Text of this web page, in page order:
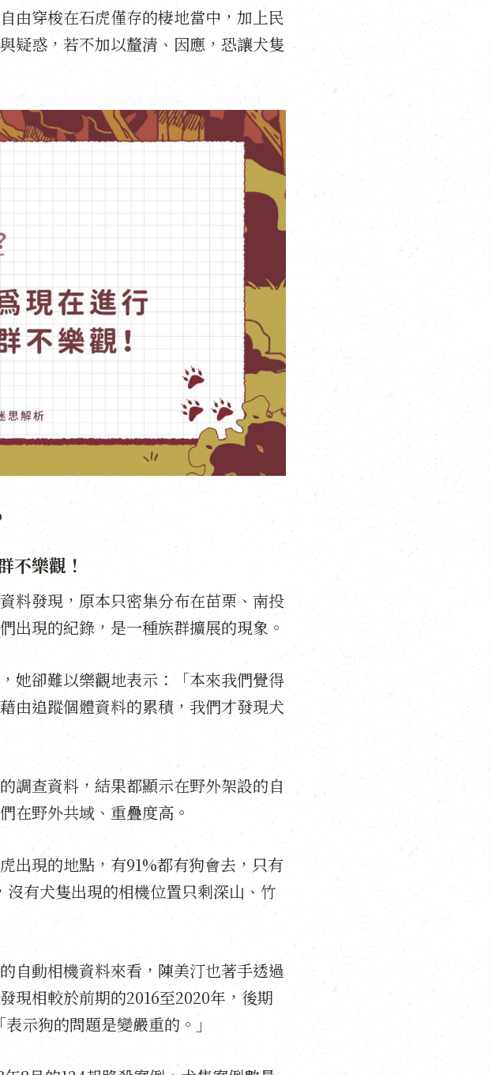
由穿梭在石虎僅存的棲地當中，加上民
疑惑，若不加以釐清、因應，恐讓犬隻
不樂觀！
料發現，原本只密集分布在苗栗、南投
出現的紀錄，是一種族群擴展的現象。
她卻難以樂觀地表示：「本來我們覺得
由追蹤個體資料的累積，我們才發現犬
調查資料，結果都顯示在野外架設的自
在野外共域、重疊度高。
出現的地點，有91%都有狗會去，只有
有犬隻出現的相機位置只剩深山、竹
自動相機資料來看，陳美汀也著手透過
現相較於前期的2016至2020年，後期
示狗的問題是變嚴重的。」